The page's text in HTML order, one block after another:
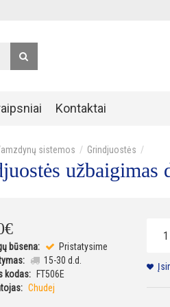
Kontaktai
sistemos Grindjuostės
užbaigimas
€
būsena:
Pristatysime
15-30 d.d.
kodas:
FT506E
Chudej